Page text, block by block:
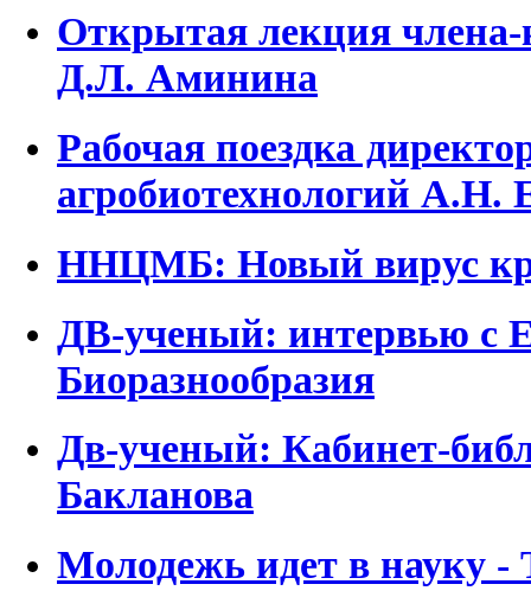
Открытая лекция
Д.Л. Аминина
Рабочая поездка
агробиотехнологий
ННЦМБ: Новый вирус
ДВ-ученый: интервью
Биоразнообразия
Дв-ученый: Кабинет-
Бакланова
Молодежь идет в науку